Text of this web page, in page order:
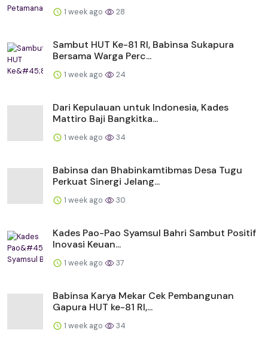
1 week ago 28
Sambut HUT Ke-81 RI, Babinsa Sukapura
Bersama Warga Perc...
1 week ago 24
Dari Kepulauan untuk Indonesia, Kades
Mattiro Baji Bangkitka...
1 week ago 34
Babinsa dan Bhabinkamtibmas Desa Tugu
Perkuat Sinergi Jelang...
1 week ago 30
Kades Pao-Pao Syamsul Bahri Sambut Positif
Inovasi Keuan...
1 week ago 37
Babinsa Karya Mekar Cek Pembangunan
Gapura HUT ke-81 RI,...
1 week ago 34